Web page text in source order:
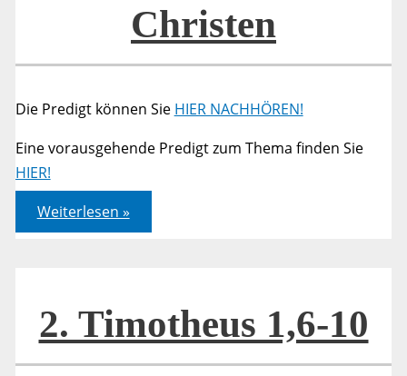
Christen
Die Predigt können Sie HIER NACHHÖREN!
Eine vorausgehende Predigt zum Thema finden Sie
HIER!
Frieden
in
Bedrängnis.
Christen
Weiterlesen »
2. Timotheus 1,6-10